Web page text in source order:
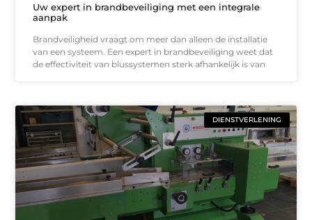
Uw expert in brandbeveiliging met een integrale
aanpak
Brandveiligheid vraagt om meer dan alleen de installatie
van een systeem. Een expert in brandbeveiliging weet dat
de effectiviteit van blussystemen sterk afhankelijk is van
DIENSTVERLENING